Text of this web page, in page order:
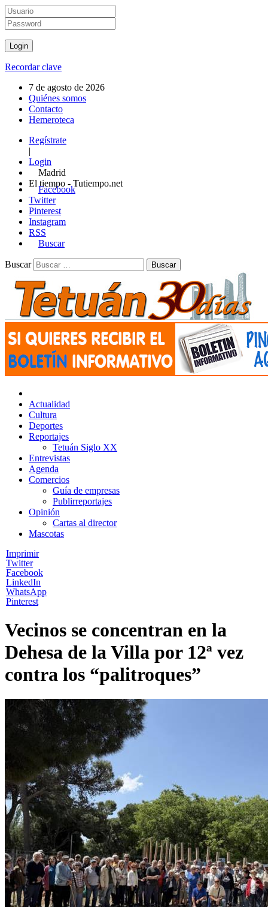
Recordar clave
7 de agosto de 2026
Quiénes somos
Contacto
Hemeroteca
Regístrate
|
Login
Madrid
El tiempo - Tutiempo.net
Facebook
Twitter
Pinterest
Instagram
RSS
Buscar
Buscar
Actualidad
Cultura
Deportes
Reportajes
Tetuán Siglo XX
Entrevistas
Agenda
Comercios
Guía de empresas
Publirreportajes
Opinión
Cartas al director
Mascotas
Imprimir
Twitter
Facebook
LinkedIn
WhatsApp
Pinterest
Vecinos se concentran en la
Dehesa de la Villa por 12ª vez
contra los “palitroques”